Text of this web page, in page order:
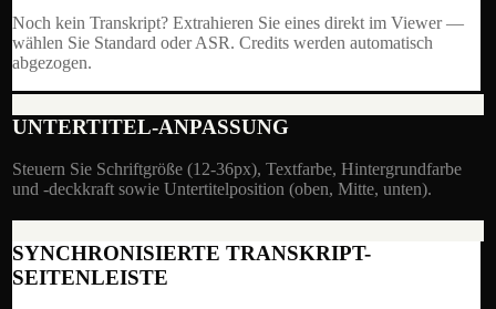
Noch kein Transkript? Extrahieren Sie eines direkt im Viewer —
wählen Sie Standard oder ASR. Credits werden automatisch
abgezogen.
UNTERTITEL-ANPASSUNG
Steuern Sie Schriftgröße (12-36px), Textfarbe, Hintergrundfarbe
und -deckkraft sowie Untertitelposition (oben, Mitte, unten).
SYNCHRONISIERTE TRANSKRIPT-
SEITENLEISTE